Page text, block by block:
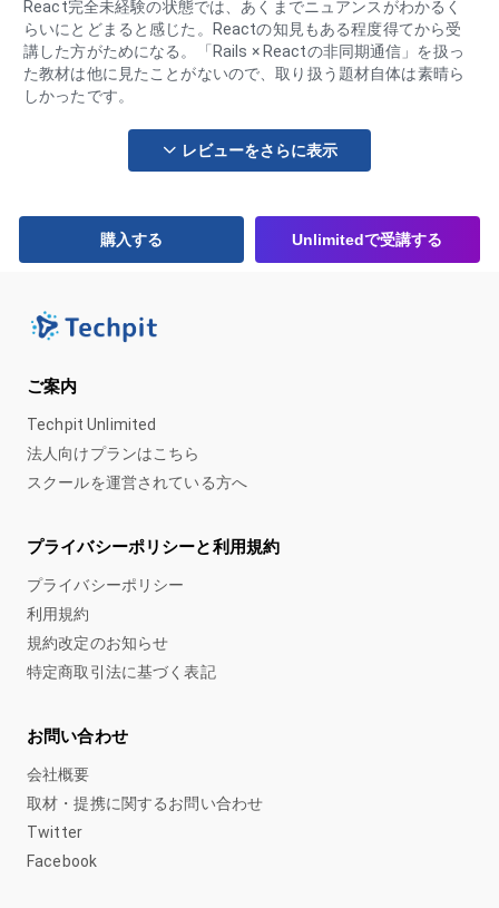
React完全未経験の状態では、あくまでニュアンスがわかるく
らいにとどまると感じた。Reactの知見もある程度得てから受
講した方がためになる。「Rails × Reactの非同期通信」を扱っ
た教材は他に見たことがないので、取り扱う題材自体は素晴ら
しかったです。
レビューをさらに表示
購入する Unlimitedで受講する
ご案内
Techpit Unlimited
法人向けプランはこちら
スクールを運営されている方へ
プライバシーポリシーと利用規約
プライバシーポリシー
利用規約
規約改定のお知らせ
特定商取引法に基づく表記
お問い合わせ
会社概要
取材・提携に関するお問い合わせ
Twitter
Facebook